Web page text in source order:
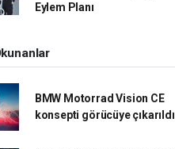
Eylem Planı
BMW Motorrad Vision CE
konsepti görücüye çıkarıldı